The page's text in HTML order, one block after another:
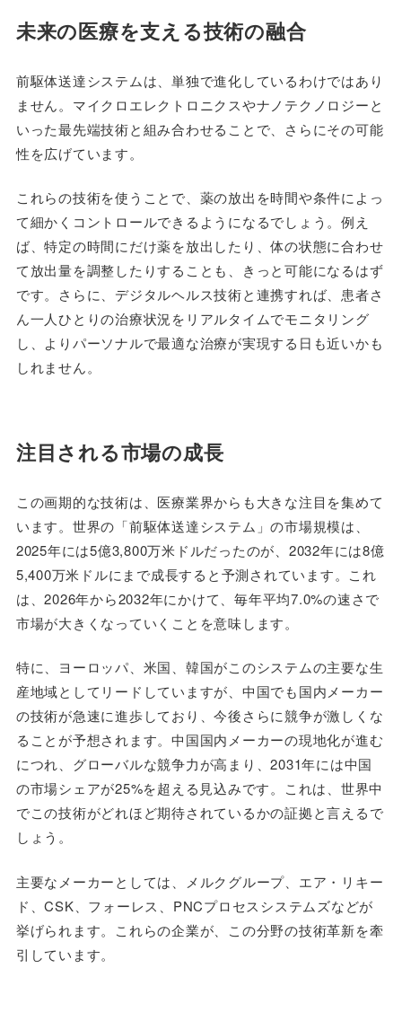
未来の医療を支える技術の融合
前駆体送達システムは、単独で進化しているわけではあり
ません。マイクロエレクトロニクスやナノテクノロジーと
いった最先端技術と組み合わせることで、さらにその可能
性を広げています。
これらの技術を使うことで、薬の放出を時間や条件によっ
て細かくコントロールできるようになるでしょう。例え
ば、特定の時間にだけ薬を放出したり、体の状態に合わせ
て放出量を調整したりすることも、きっと可能になるはず
です。さらに、デジタルヘルス技術と連携すれば、患者さ
ん一人ひとりの治療状況をリアルタイムでモニタリング
し、よりパーソナルで最適な治療が実現する日も近いかも
しれません。
注目される市場の成長
この画期的な技術は、医療業界からも大きな注目を集めて
います。世界の「前駆体送達システム」の市場規模は、
2025年には5億3,800万米ドルだったのが、2032年には8億
5,400万米ドルにまで成長すると予測されています。これ
は、2026年から2032年にかけて、毎年平均7.0%の速さで
市場が大きくなっていくことを意味します。
特に、ヨーロッパ、米国、韓国がこのシステムの主要な生
産地域としてリードしていますが、中国でも国内メーカー
の技術が急速に進歩しており、今後さらに競争が激しくな
ることが予想されます。中国国内メーカーの現地化が進む
につれ、グローバルな競争力が高まり、2031年には中国
の市場シェアが25%を超える見込みです。これは、世界中
でこの技術がどれほど期待されているかの証拠と言えるで
しょう。
主要なメーカーとしては、メルクグループ、エア・リキー
ド、CSK、フォーレス、PNCプロセスシステムズなどが
挙げられます。これらの企業が、この分野の技術革新を牽
引しています。